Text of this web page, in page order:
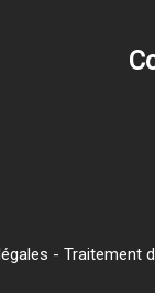
- Traitement